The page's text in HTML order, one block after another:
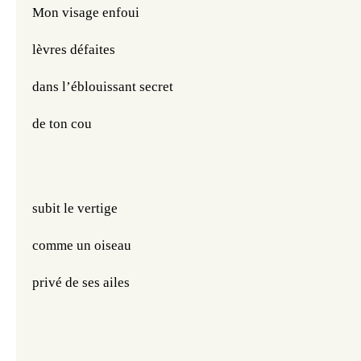
Mon visage enfoui
lèvres défaites
dans l’éblouissant secret
de ton cou
subit le vertige
comme un oiseau
privé de ses ailes